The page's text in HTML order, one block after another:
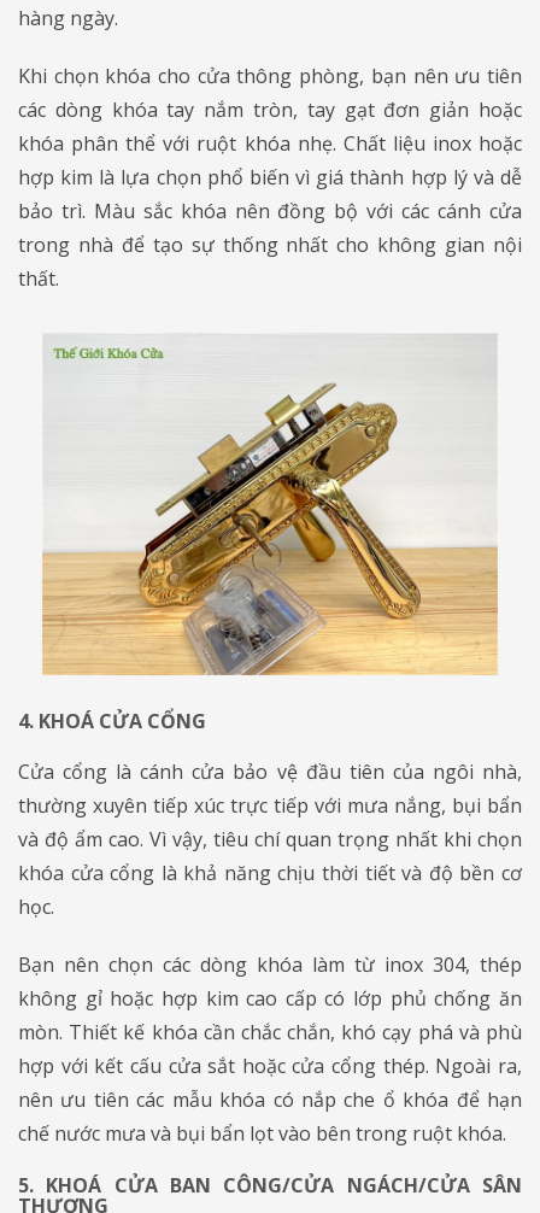
hàng ngày.
Khi chọn khóa cho cửa thông phòng, bạn nên ưu tiên
các dòng khóa tay nắm tròn, tay gạt đơn giản hoặc
khóa phân thể với ruột khóa nhẹ. Chất liệu inox hoặc
hợp kim là lựa chọn phổ biến vì giá thành hợp lý và dễ
bảo trì. Màu sắc khóa nên đồng bộ với các cánh cửa
trong nhà để tạo sự thống nhất cho không gian nội
thất.
4. KHOÁ CỬA CỔNG
​​​​​​​Cửa cổng là cánh cửa bảo vệ đầu tiên của ngôi nhà,
thường xuyên tiếp xúc trực tiếp với mưa nắng, bụi bẩn
và độ ẩm cao. Vì vậy, tiêu chí quan trọng nhất khi chọn
khóa cửa cổng là khả năng chịu thời tiết và độ bền cơ
học.
Bạn nên chọn các dòng khóa làm từ inox 304, thép
không gỉ hoặc hợp kim cao cấp có lớp phủ chống ăn
mòn. Thiết kế khóa cần chắc chắn, khó cạy phá và phù
hợp với kết cấu cửa sắt hoặc cửa cổng thép. Ngoài ra,
nên ưu tiên các mẫu khóa có nắp che ổ khóa để hạn
chế nước mưa và bụi bẩn lọt vào bên trong ruột khóa.
5. KHOÁ CỬA BAN CÔNG/CỬA NGÁCH/CỬA SÂN
THƯỢNG